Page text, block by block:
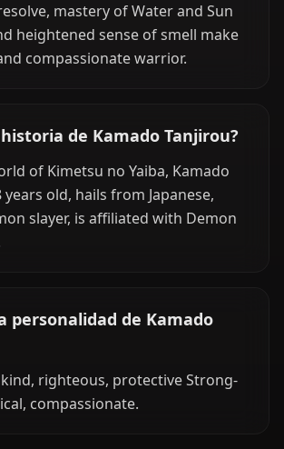
mastery of Water and Sun
heightened sense of smell make
compassionate warrior.
de Kamado Tanjirou?
of Kimetsu no Yaiba, Kamado
old, hails from Japanese,
slayer, is affiliated with Demon
personalidad de Kamado
righteous, protective Strong-
compassionate.